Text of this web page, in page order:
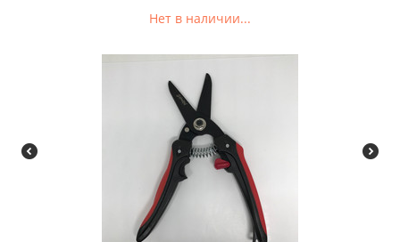
Нет в наличии...